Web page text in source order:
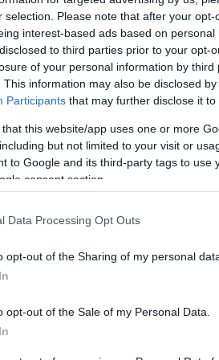
selection. Please note that after your
interest-based ads based on
to third parties prior to your opt-
of your personal information by third
This information may also be disclosed
Participants that may further disclose it to
that this website/app uses one or more
but not limited to your visit or
to Google and its third-party tags to use
consent section.
Data Processing Opt Outs
opt-out of the Sharing of my personal
opt-out of the Sale of my Personal Data.